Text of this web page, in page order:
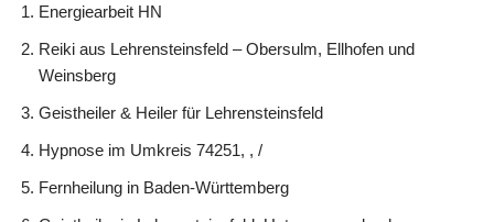
Energiearbeit HN
Reiki aus Lehrensteinsfeld – Obersulm, Ellhofen und
Weinsberg
Geistheiler & Heiler für Lehrensteinsfeld
Hypnose im Umkreis 74251, , /
Fernheilung in Baden-Württemberg